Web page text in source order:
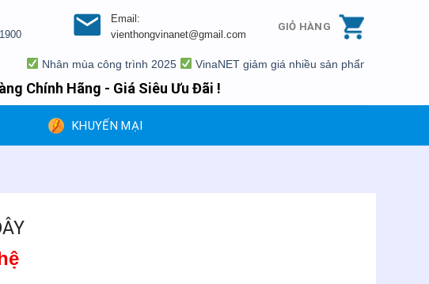
Email:
vienthongvinanet@gmail.com
GIỎ HÀNG
Nhân mùa công trình 2025 VinaNET giảm giá nhiều sản phẩm Xả kho một số
Chính Hãng - Giá Siêu Ưu Đãi !
KHUYẾN MẠI